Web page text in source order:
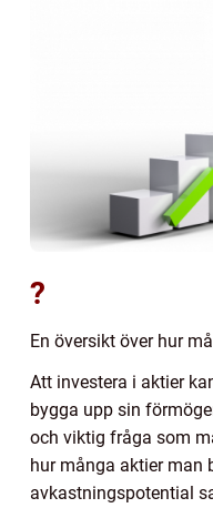
?
En översikt över hur
Att investera i aktier
bygga upp sin
och viktig fråga som
hur många aktier man
avkastningspotential